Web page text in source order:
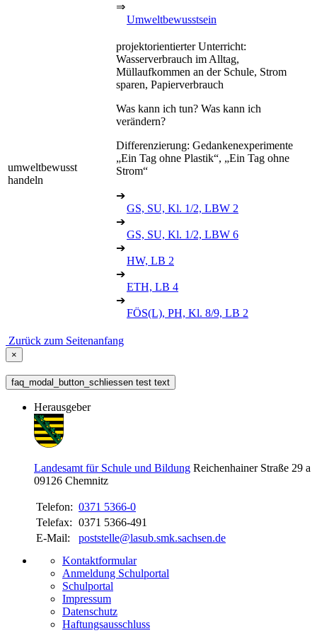
⇒
Umweltbewusstsein
umweltbewusst
handeln
projektorientierter Unterricht:
Wasserverbrauch im Alltag,
Müllaufkommen an der Schule, Strom
sparen, Papierverbrauch
Was kann ich tun? Was kann ich
verändern?
Differenzierung: Gedankenexperimente
„Ein Tag ohne Plastik“, „Ein Tag ohne
Strom“
➔
GS, SU, Kl. 1/2, LBW 2
➔
GS, SU, Kl. 1/2, LBW 6
➔
HW, LB 2
➔
ETH, LB 4
➔
FÖS(L), PH, Kl. 8/9, LB 2
Zurück zum Seitenanfang
×
faq_modal_button_schliessen test text
Herausgeber
Landesamt für Schule und Bildung Reichenhainer Straße 29 a
09126 Chemnitz
Telefon: 0371 5366-0
Telefax: 0371 5366-491
E-Mail:
poststelle@lasub.smk.sachsen.de
Kontaktformular
Anmeldung Schulportal
Schulportal
Impressum
Datenschutz
Haftungsausschluss